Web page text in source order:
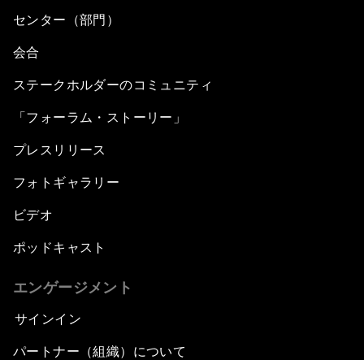
センター（部門）
会合
ステークホルダーのコミュニティ
「フォーラム・ストーリー」
プレスリリース
フォトギャラリー
ビデオ
ポッドキャスト
エンゲージメント
サインイン
パートナー（組織）について